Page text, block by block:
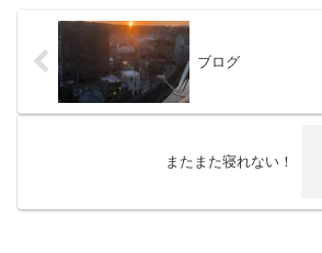
ブログ
またまた寝れない！